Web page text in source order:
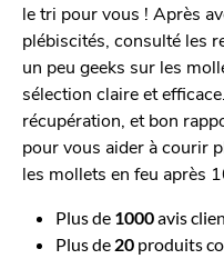
le tri pour vous ! Après
plébiscités, consulté les
un peu geeks sur les
sélection claire et
récupération, et bon
pour vous aider à courir
les mollets en feu après
Plus de 1000avis
Plus de 20 produits